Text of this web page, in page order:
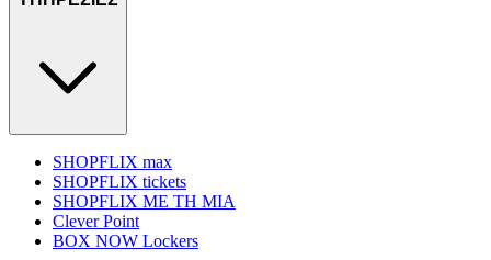
SHOPFLIX max
SHOPFLIX tickets
SHOPFLIX ΜΕ ΤΗ ΜΙΑ
Clever Point
BOX NOW Lockers